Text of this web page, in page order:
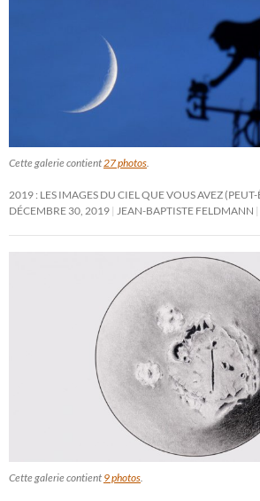
Cette galerie contient 27 photos
2019 : LES IMAGES DU CIEL QUE VOUS AVEZ
DÉCEMBRE 30, 2019
JEAN-BAPTISTE FELDMANN
Cette galerie contient 9 photos